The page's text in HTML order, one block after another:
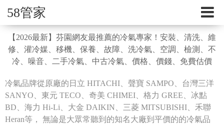
58管家
【2026最新】芬園網友最推薦的冷氣專家！安裝、清洗、維
修、灌冷媒、移機、保養、故障、洗冷氣、空調、檢測、不
冷、噪音、二手冷氣、中古冷氣、價格、價錢、免費估價
冷氣品牌從原廠的日立 HITACHI、聲寶 SAMPO、台灣三洋
SANYO、東元 TECO、奇美 CHIMEI、格力 GREE、冰點
BD、海力 Hi-Li、大金 DAIKIN、三菱 MITSUBISHI、禾聯
Heran等， 無論是大眾常聽到的知名大廠到平價的的冷氣品